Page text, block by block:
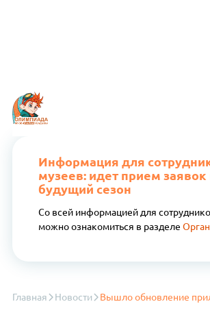
Информация для
музеев: идет прием заявок
будущий сезон
Со всей информацией для
можно ознакомиться в разделе
Главная Новости Вышло обновление